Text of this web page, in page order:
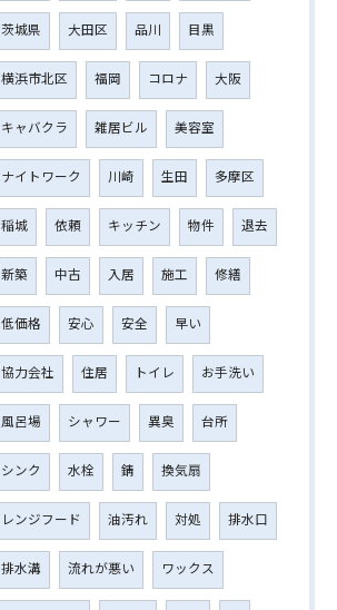
茨城県 大田区 品川 目黒
横浜市北区 福岡 コロナ 大阪
キャバクラ 雑居ビル 美容室
ナイトワーク 川崎 生田 多摩区
稲城 依頼 キッチン 物件 退去
新築 中古 入居 施工 修繕
低価格 安心 安全 早い
協力会社 住居 トイレ お手洗い
風呂場 シャワー 異臭 台所
シンク 水栓 錆 換気扇
レンジフード 油汚れ 対処 排水口
排水溝 流れが悪い ワックス